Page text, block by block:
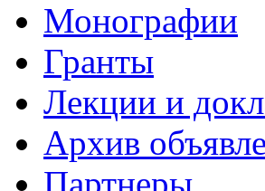
Монографии
Гранты
Лекции и
Архив